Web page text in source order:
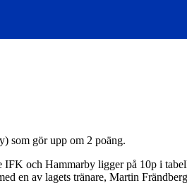
som gör upp om 2 poäng.
och Hammarby ligger på 10p i
en av lagets tränare, Martin